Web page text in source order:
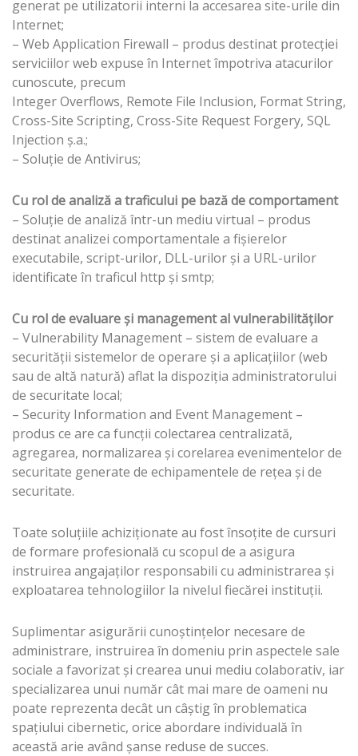
generat pe utilizatorii interni la accesarea site-urile din
Internet;
– Web Application Firewall – produs destinat protecției
serviciilor web expuse în Internet împotriva atacurilor
cunoscute, precum
Integer Overflows, Remote File Inclusion, Format String,
Cross-Site Scripting, Cross-Site Request Forgery, SQL
Injection ș.a.;
– Soluție de Antivirus;
Cu rol de analiză a traficului pe bază de comportament
– Soluție de analiză într-un mediu virtual – produs
destinat analizei comportamentale a fişierelor
executabile, script-urilor, DLL-urilor şi a URL-urilor
identificate în traficul http și smtp;
Cu rol de evaluare și management al vulnerabilităților
– Vulnerability Management – sistem de evaluare a
securităţii sistemelor de operare şi a aplicaţiilor (web
sau de altă natură) aflat la dispoziţia administratorului
de securitate local;
– Security Information and Event Management –
produs ce are ca funcții colectarea centralizată,
agregarea, normalizarea şi corelarea evenimentelor de
securitate generate de echipamentele de reţea şi de
securitate.
Toate soluțiile achiziționate au fost însoțite de cursuri
de formare profesională cu scopul de a asigura
instruirea angajaților responsabili cu administrarea și
exploatarea tehnologiilor la nivelul fiecărei instituții.
Suplimentar asigurării cunoștințelor necesare de
administrare, instruirea în domeniu prin aspectele sale
sociale a favorizat și crearea unui mediu colaborativ, iar
specializarea unui număr cât mai mare de oameni nu
poate reprezenta decât un câștig în problematica
spațiului cibernetic, orice abordare individuală în
această arie având șanse reduse de succes.